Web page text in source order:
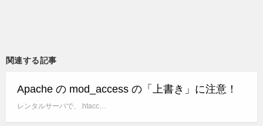
関連する記事
Apache の mod_access の「上書き」に注意！
レンタルサーバで、.htacc…